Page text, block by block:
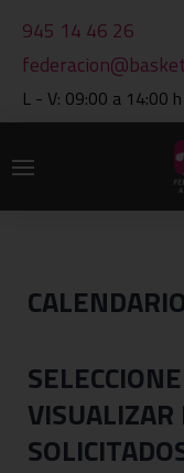
945 14 46 26
L - V: 09:00 a 14:00 h
VISUALIZAR